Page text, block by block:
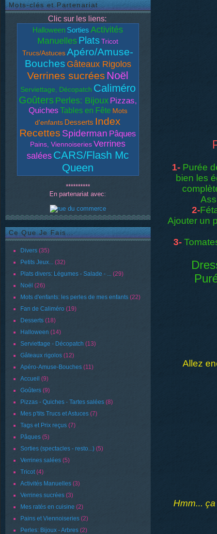
Mots-clés et Partenariat
Clic sur les liens:
Halloween Sorties Activités
Manuelles Plats Tricot
Trucs/Astuces Apéro/Amuse-
Bouches Gâteaux Rigolos
Verrines sucrées Noël
Serviettage, Décopatch Caliméro
Goûters Perles: Bijoux Pizzas,
Quiches Tables en Fête Mots
d'enfants Desserts Index
Recettes Spiderman Pâques
Pains, Viennoiseries Verrines
salées CARS/Flash Mc
Queen
**********
En partenariat avec:
Ce Que Je Fais...
Divers (35)
Petits Jeux... (32)
Plats divers: Légumes - Salade - ... (29)
Noël (26)
Mots d'enfants: les perles de mes enfants (22)
Fan de Caliméro (19)
Desserts (18)
Halloween (14)
Serviettage - Décopatch (13)
Gâteaux rigolos (12)
Apéro-Amuse-Bouches (11)
Accueil (9)
Goûters (9)
Pizzas - Quiches - Tartes salées (8)
Mes p'tits Trucs et Astuces (7)
Tags et Prix reçus (7)
Pâques (5)
Sorties (spectacles - resto...) (5)
Verrines salées (5)
Tricot(4)
Activités Manuelles (3)
Verrines sucrées (3)
Mes ratés en cuisine (2)
Pains et Viennoiseries (2)
Perles: Bijoux - Arbres (2)
1- Purée
bien les
2-
Ajouter un
3-
Allez
Hmm...